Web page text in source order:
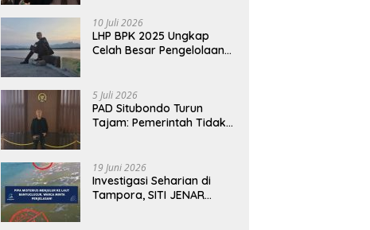
Harus Berbasis Fakta
10 Juli 2026
LHP BPK 2025 Ungkap
Celah Besar Pengelolaan
5 Juli 2026
PAD Situbondo Turun
Tajam: Pemerintah Tidak
Menunjukkan
Akuntabilitas.
19 Juni 2026
Investigasi Seharian di
Tampora, SITI JENAR